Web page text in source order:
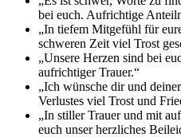
bei euch. Aufrichtige
„In tiefem Mitgefühl für
schweren Zeit viel Trost
„Unsere Herzen sind bei
aufrichtiger Trauer.“
„Ich wünsche dir und
Verlustes viel Trost und
„In stiller Trauer und mit
euch unser herzliches